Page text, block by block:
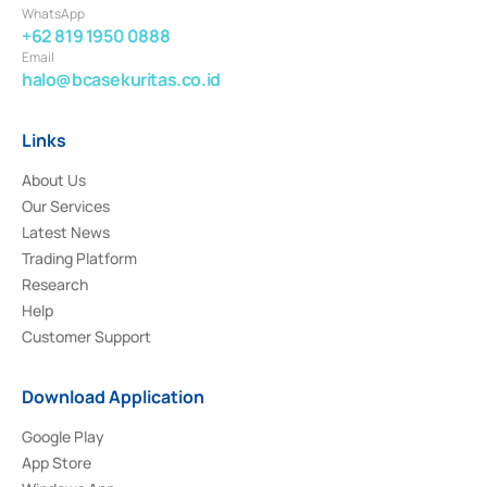
WhatsApp
+62 819 1950 0888
Email
halo@bcasekuritas.co.id
Links
About Us
Our Services
Latest News
Trading Platform
Research
Help
Customer Support
Download Application
Google Play
App Store